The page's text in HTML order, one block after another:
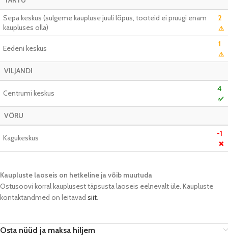
Sepa keskus (sulgeme kaupluse juuli lõpus, tooteid ei pruugi enam
kaupluses olla)
2
⚠️
Eedeni keskus 1
⚠️
VILJANDI
Centrumi keskus 4
✅
VÕRU
Kagukeskus -1
❌
Kaupluste laoseis on hetkeline ja võib muutuda​
Ostusoovi korral kauplusest täpsusta laoseis eelnevalt üle. Kaupluste
kontaktandmed on leitavad siit.
Osta nüüd ja maksa hiljem